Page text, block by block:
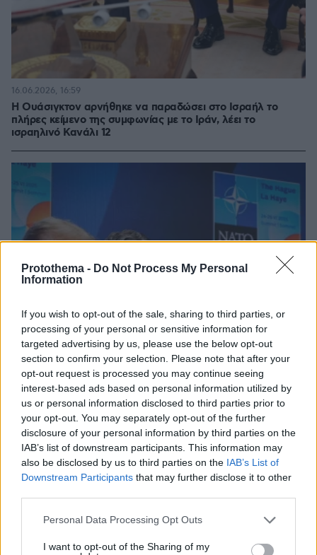
Protothema - Do Not Process My Personal
Information
If you wish to opt-out of the sale, sharing to third parties, or
processing of your personal or sensitive information for
targeted advertising by us, please use the below opt-out
section to confirm your selection. Please note that after your
opt-out request is processed you may continue seeing
interest-based ads based on personal information utilized by
us or personal information disclosed to third parties prior to
your opt-out. You may separately opt-out of the further
disclosure of your personal information by third parties on the
IAB’s list of downstream participants. This information may
also be disclosed by us to third parties on the IAB’s List of
Downstream Participants that may further disclose it to other
Please note that this website/app uses one or more Google
not limited to your visit or usage behaviour. You may click to
Personal Data Processing Opt Outs
I want to opt-out of the Sharing of my
Η Ουάσιγκτον αρνήθηκε να παραδώσει στο Ισραήλ το
πλήρες κείμενο της συμφωνίας με το Ιράν, λέει το
ισραηλινό Κανάλι 12
16.06.2026, 16:59
Στο στόχαστρο Τραμπ οι «αποστάτες» της συμφωνίας με
Ιράν: Σε δύσκολη θέση οι Χέγκσεθ, Ράτκλιφ, λένε στο
16.06.2026, 14:57